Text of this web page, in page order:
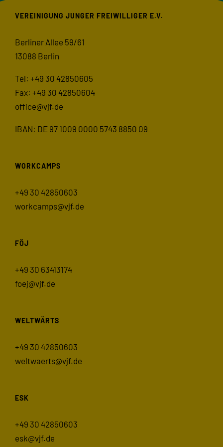
VEREINIGUNG JUNGER FREIWILLIGER E.V.
Berliner Allee 59/61
13088 Berlin
Tel: +49 30 42850605
Fax: +49 30 42850604
office@vjf.de
IBAN: DE 97 1009 0000 5743 8850 09
WORKCAMPS
+49 30 42850603
workcamps@vjf.de
FÖJ
+49 30 63413174
foej@vjf.de
WELTWÄRTS
+49 30 42850603
weltwaerts@vjf.de
ESK
+49 30 42850603
esk@vjf.de